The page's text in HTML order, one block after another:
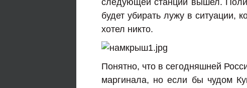
следующей станции вышел.
будет убирать лужу в ситуации,
хотел никто.
Понятно, что в сегодняшней
маргинала, но если бы чудом